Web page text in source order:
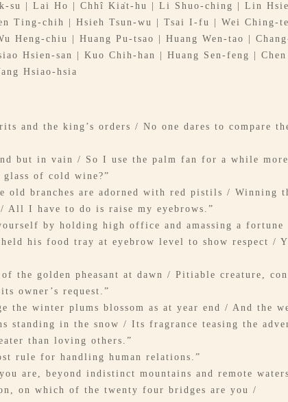
su | Lai Ho | Chhî Kia̍t-hu | Li Shuo-ching | Lin
Ting-chih | Hsieh Tsun-wu | Tsai I-fu | Wei Ching-
Heng-chiu | Huang Pu-tsao | Huang Wen-tao |
Hsien-san | Kuo Chih-han | Huang Sen-feng |
Hsiao-hsia
and the king’s orders / No one dares to compare
but in vain / So I use the palm fan for a while
of cold wine?”
branches are adorned with red pistils / Winning
All I have to do is raise my eyebrows.”
by holding high office and amassing a
his food tray at eyebrow level to show respect /
the golden pheasant at dawn / Pitiable creature,
owner’s request.”
the winter plums blossom as at year end / And the
standing in the snow / Its fragrance teasing the
than loving others.”
rule for handling human relations.”
are, beyond indistinct mountains and remote
on which of the twenty four bridges are you /